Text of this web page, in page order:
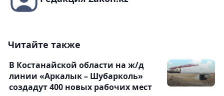
Читайте также
В Костанайской области на ж/д
линии «Аркалык – Шубарколь»
создадут 400 новых рабочих мест